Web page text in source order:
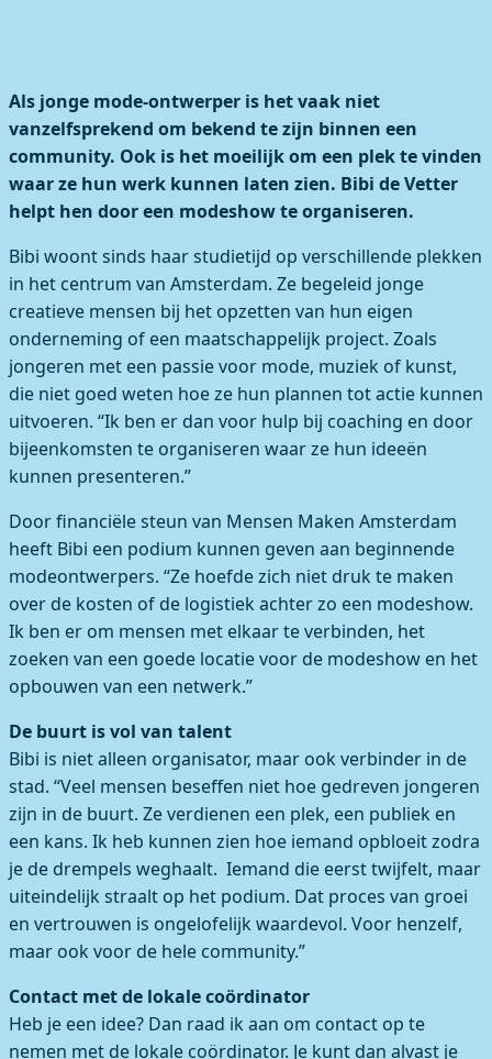
Als jonge mode-ontwerper is het vaak niet
vanzelfsprekend om bekend te zijn binnen een
community. Ook is het moeilijk om een plek te vinden
waar ze hun werk kunnen laten zien. Bibi de Vetter
helpt hen door een modeshow te organiseren.
Bibi woont sinds haar studietijd op verschillende plekken
in het centrum van Amsterdam. Ze begeleid jonge
creatieve mensen bij het opzetten van hun eigen
onderneming of een maatschappelijk project. Zoals
jongeren met een passie voor mode, muziek of kunst,
die niet goed weten hoe ze hun plannen tot actie kunnen
uitvoeren. “Ik ben er dan voor hulp bij coaching en door
bijeenkomsten te organiseren waar ze hun ideeën
kunnen presenteren.”
Door financiële steun van Mensen Maken Amsterdam
heeft Bibi een podium kunnen geven aan beginnende
modeontwerpers. “Ze hoefde zich niet druk te maken
over de kosten of de logistiek achter zo een modeshow.
Ik ben er om mensen met elkaar te verbinden, het
zoeken van een goede locatie voor de modeshow en het
opbouwen van een netwerk.”
De buurt is vol van talent
Bibi is niet alleen organisator, maar ook verbinder in de
stad. “Veel mensen beseffen niet hoe gedreven jongeren
zijn in de buurt. Ze verdienen een plek, een publiek en
een kans. Ik heb kunnen zien hoe iemand opbloeit zodra
je de drempels weghaalt. Iemand die eerst twijfelt, maar
uiteindelijk straalt op het podium. Dat proces van groei
en vertrouwen is ongelofelijk waardevol. Voor henzelf,
maar ook voor de hele community.”
Contact met de lokale coördinator
Heb je een idee? Dan raad ik aan om contact op te
nemen met de lokale coördinator. Je kunt dan alvast je